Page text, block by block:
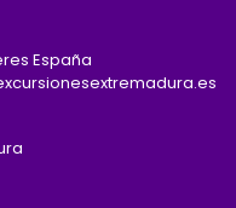
España